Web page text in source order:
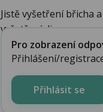
Jistě vyšetření břicha
vyšetření diagno...
Pro zobrazení
Přihlášení/
Přihlásit se